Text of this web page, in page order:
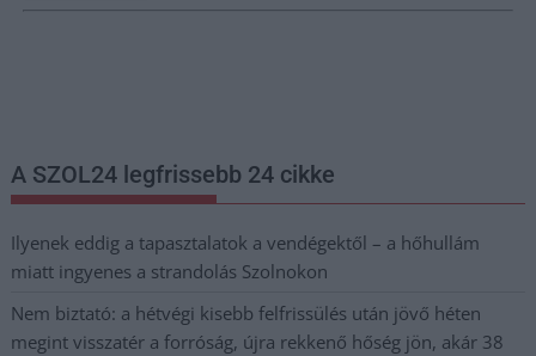
A SZOL24 legfrissebb 24 cikke
Ilyenek eddig a tapasztalatok a vendégektől – a hőhullám
miatt ingyenes a strandolás Szolnokon
Nem biztató: a hétvégi kisebb felfrissülés után jövő héten
megint visszatér a forróság, újra rekkenő hőség jön, akár 38